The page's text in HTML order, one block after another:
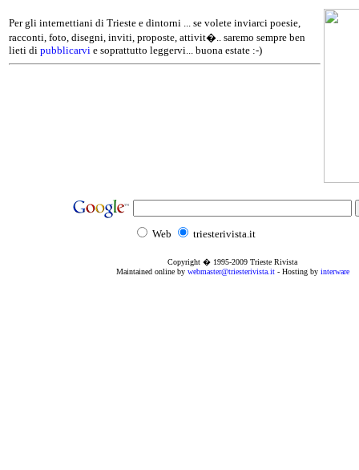
Per gli internettiani di Trieste e dintorni ... se volete inviarci poesie,
racconti, foto, disegni, inviti, proposte, attivit�.. saremo sempre ben
lieti di pubblicarvi e soprattutto leggervi... buona estate :-)
Web triesterivista.it
Copyright � 1995-2009 Trieste Rivista
Maintained online by webmaster@triesterivista.it- Hosting by interware